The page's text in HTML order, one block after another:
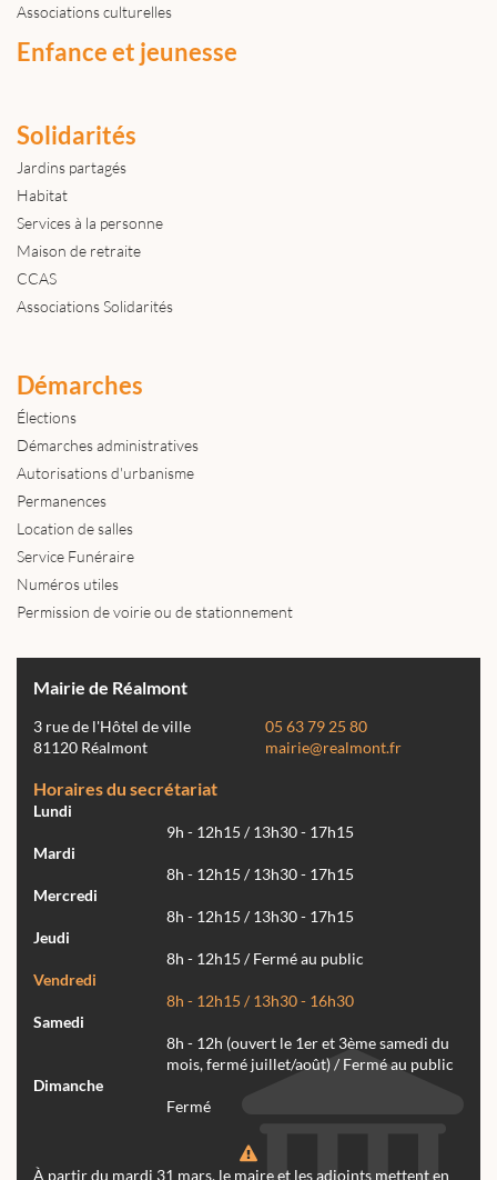
Associations culturelles
Enfance et jeunesse
Solidarités
Jardins partagés
Habitat
Services à la personne
Maison de retraite
CCAS
Associations Solidarités
Démarches
Élections
Démarches administratives
Autorisations d'urbanisme
Permanences
Location de salles
Service Funéraire
Numéros utiles
Permission de voirie ou de stationnement
Mairie de Réalmont
3 rue de l'Hôtel de ville
81120 Réalmont
05 63 79 25 80
mairie@realmont.fr
Horaires du secrétariat
Lundi
9h - 12h15 / 13h30 - 17h15
Mardi
8h - 12h15 / 13h30 - 17h15
Mercredi
8h - 12h15 / 13h30 - 17h15
Jeudi
8h - 12h15 / Fermé au public
Vendredi
8h - 12h15 / 13h30 - 16h30
Samedi
8h - 12h (ouvert le 1er et 3ème samedi du
mois, fermé juillet/août) / Fermé au public
Dimanche
Fermé
À partir du mardi 31 mars, le maire et les adjoints mettent en